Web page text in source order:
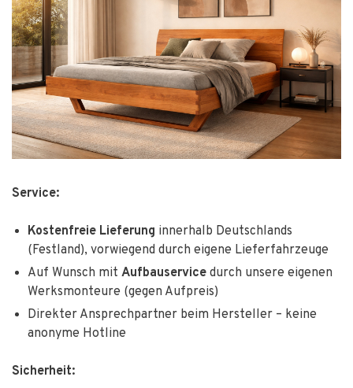
Service:
Kostenfreie Lieferung innerhalb Deutschlands
(Festland), vorwiegend durch eigene Lieferfahrzeuge
Auf Wunsch mit Aufbauservice durch unsere eigenen
Werksmonteure (gegen Aufpreis)
Direkter Ansprechpartner beim Hersteller – keine
anonyme Hotline
Sicherheit: